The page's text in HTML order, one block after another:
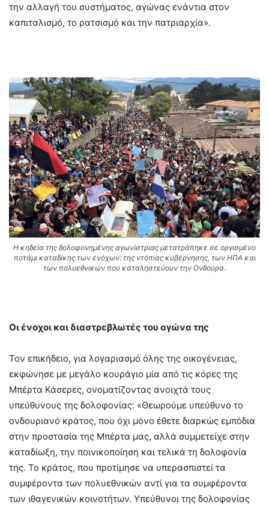
την αλλαγή του συστήματος, αγώνας ενάντια στον
καπιταλισμό, το ρατσισμό και την πατριαρχία».
Η κηδεία της δολοφονημένης αγωνίστριας μετατράπηκε σε οργισμένο
ποτάμι καταδίκης των ενόχων: της ντόπιας κυβέρνησης, των ΗΠΑ και
των πολυεθνικών που καταληστεύουν την Ονδούρα.
Οι ένοχοι και διαστρεβλωτές του αγώνα της
Τον επικήδειο, για λογαριασμό όλης της οικογένειας,
εκφώνησε με μεγάλο κουράγιο μία από τις κόρες της
Μπέρτα Κάσερες, ονοματίζοντας ανοιχτά τους
υπεύθυνους της δολοφονίας: «Θεωρούμε υπεύθυνο το
ονδουριανό κράτος, που όχι μόνο έθετε διαρκώς εμπόδια
στην προστασία της Μπέρτα μας, αλλά συμμετείχε στην
καταδίωξη, την ποινικοποίηση και τελικά τη δολοφονία
της. Το κράτος, που προτίμησε να υπερασπιστεί τα
συμφέροντα των πολυεθνικών αντί για τα συμφέροντα
των ιθαγενικών κοινοτήτων. Υπεύθυνοι της δολοφονίας